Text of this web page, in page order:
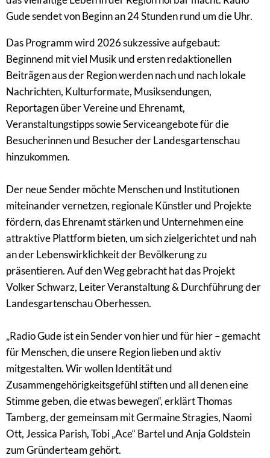
Gude sendet von Beginn an 24 Stunden rund um die Uhr.
Das Programm wird 2026 sukzessive aufgebaut:
Beginnend mit viel Musik und ersten redaktionellen
Beiträgen aus der Region werden nach und nach lokale
Nachrichten, Kulturformate, Musiksendungen,
Reportagen über Vereine und Ehrenamt,
Veranstaltungstipps sowie Serviceangebote für die
Besucherinnen und Besucher der Landesgartenschau
hinzukommen.
Der neue Sender möchte Menschen und Institutionen
miteinander vernetzen, regionale Künstler und Projekte
fördern, das Ehrenamt stärken und Unternehmen eine
attraktive Plattform bieten, um sich zielgerichtet und nah
an der Lebenswirklichkeit der Bevölkerung zu
präsentieren. Auf den Weg gebracht hat das Projekt
Volker Schwarz, Leiter Veranstaltung & Durchführung der
Landesgartenschau Oberhessen.
„Radio Gude ist ein Sender von hier und für hier – gemacht
für Menschen, die unsere Region lieben und aktiv
mitgestalten. Wir wollen Identität und
Zusammengehörigkeitsgefühl stiften und all denen eine
Stimme geben, die etwas bewegen“, erklärt Thomas
Tamberg, der gemeinsam mit Germaine Stragies, Naomi
Ott, Jessica Parish, Tobi „Ace“ Bartel und Anja Goldstein
zum Gründerteam gehört.